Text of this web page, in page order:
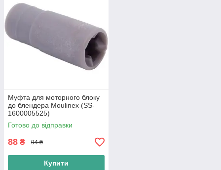
Муфта для моторного блоку
до блендера Moulinex (SS-
1600005525)
Готово до відправки
88 ₴ 94 ₴
Купити